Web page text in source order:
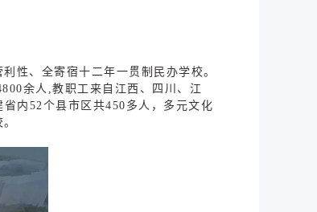
性、全寄宿十二年一贯制民办学校。
余人,教职工来自江西、四川、江
内52个县市区共450多人，多元文化